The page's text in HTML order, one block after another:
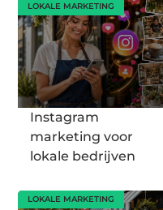
LOKALE MARKETING
Instagram
marketing voor
lokale bedrijven
LOKALE MARKETING